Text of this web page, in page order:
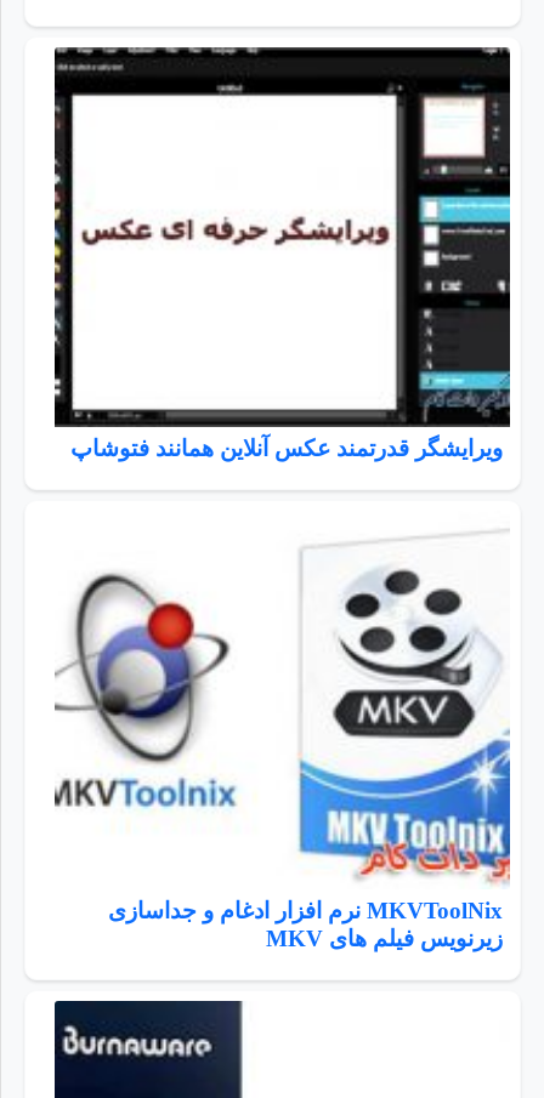
ویرایشگر قدرتمند عکس آنلاین همانند فتوشاپ
MKVToolNix نرم افزار ادغام و جداسازی
زیرنویس فیلم های MKV